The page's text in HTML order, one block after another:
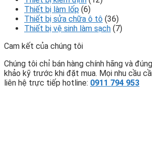
Thiết bị làm lốp (6)
Thiết bị sửa chữa ô tô (36)
Thiết bị vệ sinh làm sạch (7)
Cam kết của chúng tôi
Chúng tôi chỉ bán hàng chính hãng và
khảo kỹ trước khi đặt mua. Mọi nhu cầu
liên hệ trực tiếp hotline: 0911 794 953